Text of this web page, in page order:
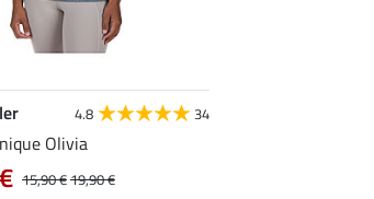
4.8 34
Olivia
15,90 €19,90 €